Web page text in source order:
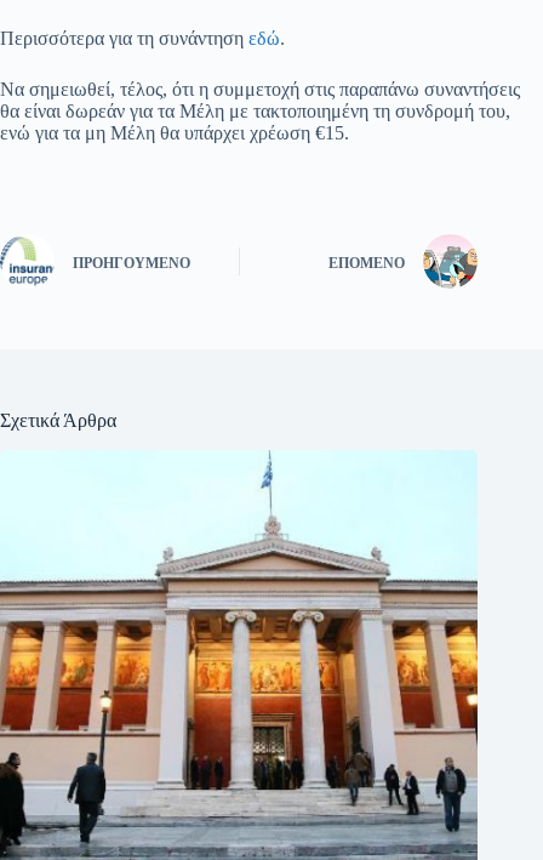
Περισσότερα για τη συνάντηση εδώ.
Να σημειωθεί, τέλος, ότι η συμμετοχή στις παραπάνω συναντήσεις
θα είναι δωρεάν για τα Μέλη με τακτοποιημένη τη συνδρομή του,
ενώ για τα μη Μέλη θα υπάρχει χρέωση €15.
ΠΡΟΗΓΟΎΜΕΝΟ ΕΠΌΜΕΝΟ
Σχετικά Άρθρα